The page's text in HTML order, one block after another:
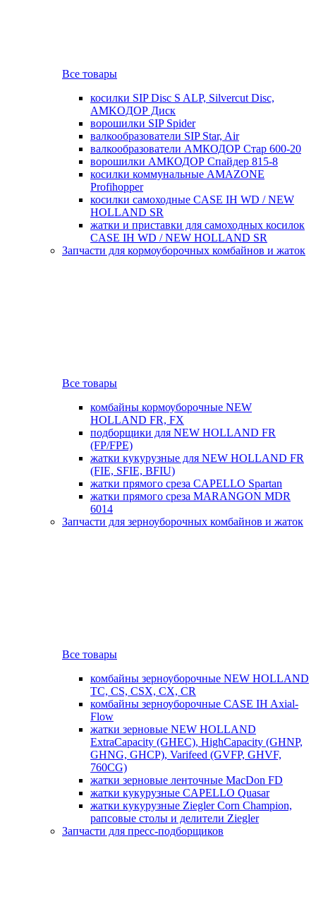
Все товары
косилки SIP Disc S ALP, Silvercut Disc,
AMKOДОР Диск
ворошилки SIP Spider
валкообразователи SIP Star, Air
валкообразователи АМКОДОР Стар 600-20
ворошилки АМКОДОР Спайдер 815-8
косилки коммунальные AMAZONE
Profihopper
косилки самоходные CASE IH WD / NEW
HOLLAND SR
жатки и приставки для самоходных косилок
CASE IH WD / NEW HOLLAND SR
Запчасти для кормоуборочных комбайнов и жаток
Все товары
комбайны кормоуборочные NEW
HOLLAND FR, FX
подборщики для NEW HOLLAND FR
(FP/FPE)
жатки кукурузные для NEW HOLLAND FR
(FIE, SFIE, BFIU)
жатки прямого среза CAPELLO Spartan
жатки прямого среза MARANGON MDR
6014
Запчасти для зерноуборочных комбайнов и жаток
Все товары
комбайны зерноуборочные NEW HOLLAND
TC, CS, CSX, CX, CR
комбайны зерноуборочные CASE IH Axial-
Flow
жатки зерновые NEW HOLLAND
ExtraCapacity (GHEC), HighCapacity (GHNP,
GHNG, GHCP), Varifeed (GVFP, GHVF,
760CG)
жатки зерновые ленточные MacDon FD
жатки кукурузные CAPELLO Quasar
жатки кукурузные Ziegler Corn Champion,
рапсовые столы и делители Ziegler
Запчасти для пресс-подборщиков